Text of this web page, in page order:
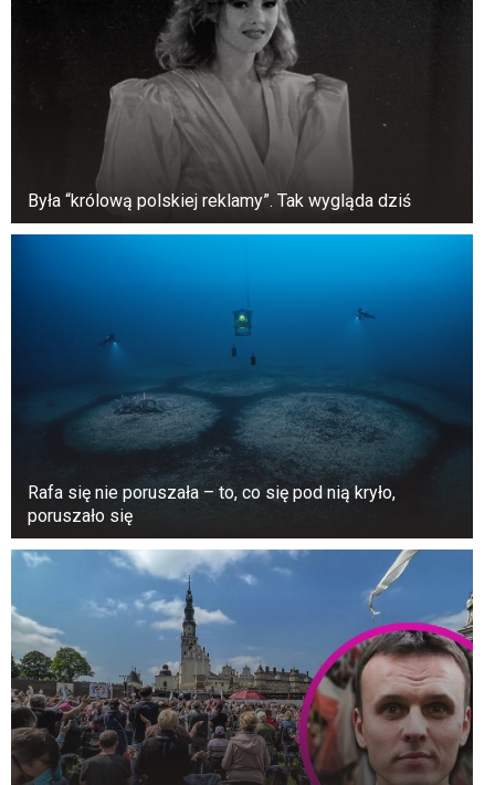
To dzięki szczerym emocjom dzieci zwykły
album ślubny stał się prawdziwym hitem
Była “królową polskiej reklamy”. Tak wygląda dziś
Rafa się nie poruszała – to, co się pod nią kryło,
poruszało się